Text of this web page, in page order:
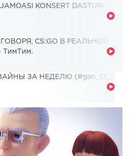
KONSERT DASTURI
CS:GO В РЕАЛЬНОЙ
ЗА НЕДЕЛЮ (#gan_13_)